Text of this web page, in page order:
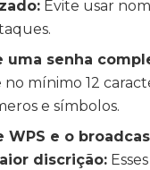
Evite usar
uma senha
no mínimo 12
e símbolos.
WPS e o
discrição: